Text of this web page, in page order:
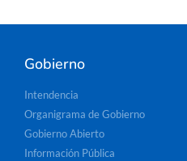
Gobierno
Intendencia
Organigrama de Gobierno
Gobierno Abierto
Información Pública